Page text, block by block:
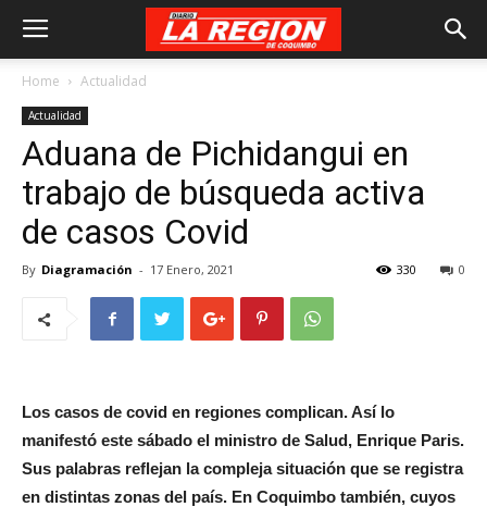
Home Actualidad
Actualidad
Aduana de Pichidangui en
trabajo de búsqueda activa
de casos Covid
By Diagramación - 17 Enero, 2021 0
330
Los casos de covid en regiones complican. Así lo
manifestó este sábado el ministro de Salud, Enrique Paris.
Sus palabras reflejan la compleja situación que se registra
en distintas zonas del país. En Coquimbo también, cuyos